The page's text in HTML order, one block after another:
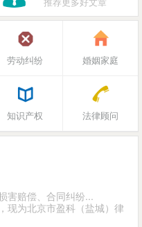
劳动纠纷 婚姻家庭
知识产权 法律顾问
害赔偿、合同纠纷...
现为北京市盈科（盐城）律